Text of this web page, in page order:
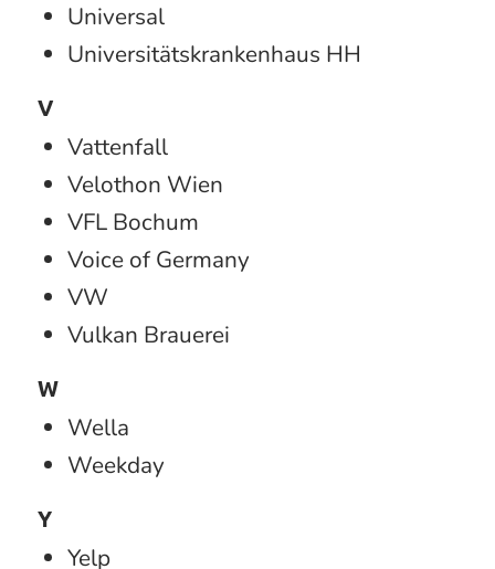
Universal
Universitätskrankenhaus HH
V
Vattenfall
Velothon Wien
VFL Bochum
Voice of Germany
VW
Vulkan Brauerei
W
Wella
Weekday
Y
Yelp